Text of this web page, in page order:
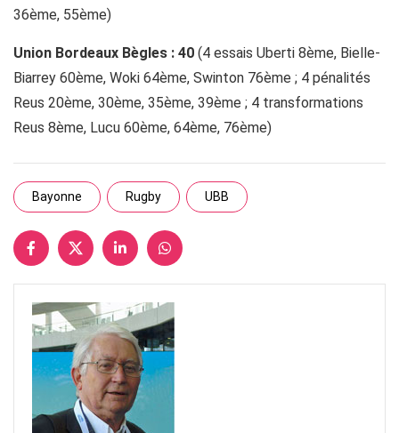
36ème, 55ème)
Union Bordeaux Bègles : 40 (4 essais Uberti 8ème, Bielle-
Biarrey 60ème, Woki 64ème, Swinton 76ème ; 4 pénalités
Reus 20ème, 30ème, 35ème, 39ème ; 4 transformations
Reus 8ème, Lucu 60ème, 64ème, 76ème)
Bayonne Rugby UBB